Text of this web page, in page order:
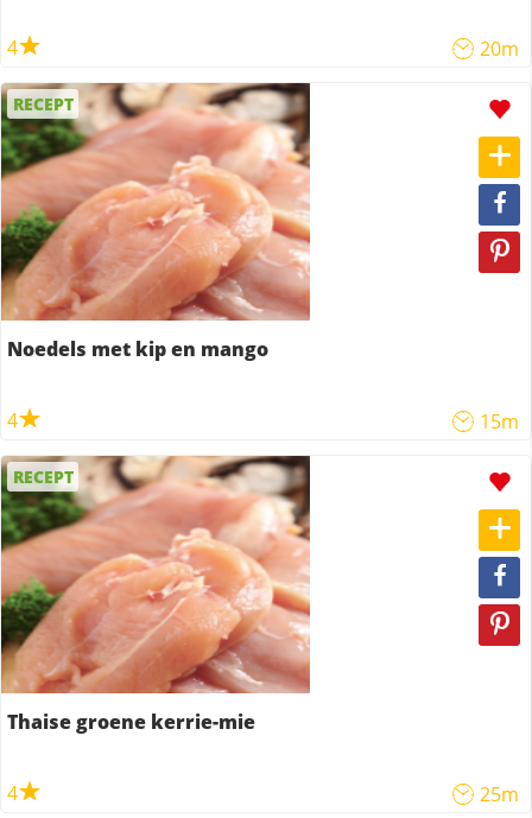
4 20m
RECEPT
Noedels met kip en mango
4 15m
RECEPT
Thaise groene kerrie-mie
4 25m